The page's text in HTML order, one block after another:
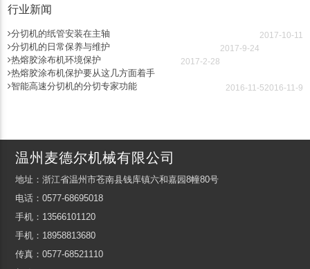
行业新闻
分切机的纸管安装在主轴 2017-10-11
分切机的日常保养与维护 2017-9-24
热熔胶涂布机环境保护 2017-2-28
热熔胶涂布机保护要从这几方面着手
2016-11-9
智能高速分切机的分切专家功能 2016-11-5
温州麦德尔机械有限公司
地址：浙江省温州市苍南县钱库镇六和嘉园8幢80号
电话：0577-68695018
手机：13566101120
手机：18958813680
传真：0577-68521110